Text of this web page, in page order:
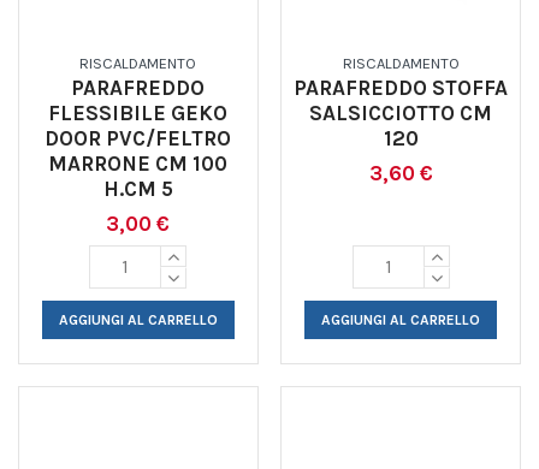
RISCALDAMENTO
PARAFREDDO
FLESSIBILE GEKO
DOOR PVC/FELTRO
MARRONE CM 100
H.CM 5
3,00 €
AGGIUNGI AL CARRELLO
RISCALDAMENTO
PARAFREDDO STOFFA
SALSICCIOTTO CM
120
3,60 €
AGGIUNGI AL CARRELLO